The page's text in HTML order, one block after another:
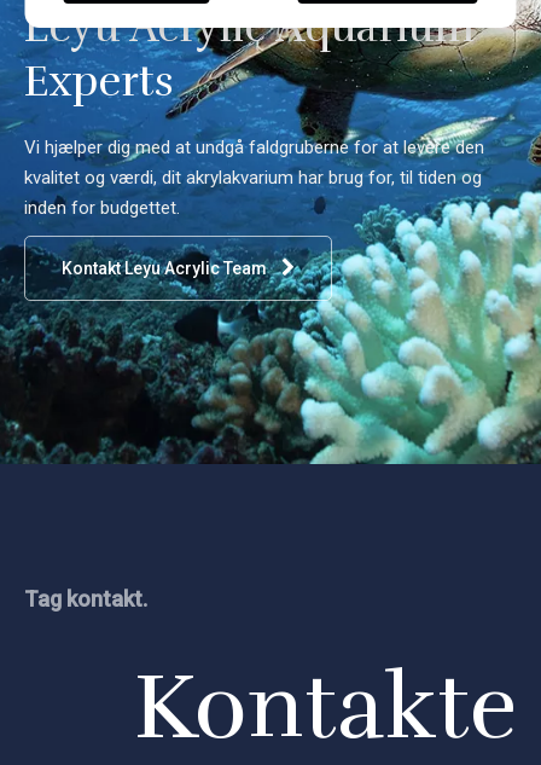
Leyu Acrylic Aquarium
Experts
Vi hjælper dig med at undgå faldgruberne for at levere den
kvalitet og værdi, dit akrylakvarium har brug for, til tiden og
inden for budgettet.
Kontakt Leyu Acrylic Team
Tag kontakt.
Kontakte